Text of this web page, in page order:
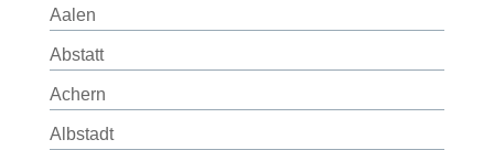
Aalen
Abstatt
Achern
Albstadt